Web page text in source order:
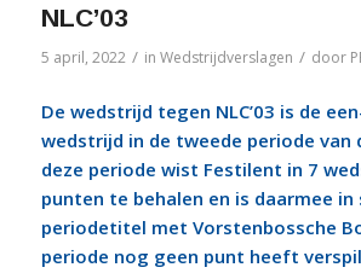
NLC’03
5 april, 2022 / in Wedstrijdverslagen / door
De wedstrijd tegen NLC’03 is de
wedstrijd in de tweede periode van
deze periode wist Festilent in 7
punten te behalen en is daarmee
periodetitel met Vorstenbossche
periode nog geen punt heeft